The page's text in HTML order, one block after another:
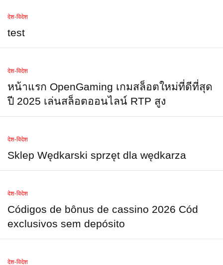
देश-विदेश
test
देश-विदेश
หน้าแรก OpenGaming เกมสล็อตใหม่ที่ดีที่สุด
ปี 2025 เล่นสล็อตออนไลน์ RTP สูง
देश-विदेश
Sklep Wędkarski sprzęt dla wędkarza
देश-विदेश
Códigos de bônus de cassino 2026 Cód
exclusivos sem depósito
देश-विदेश